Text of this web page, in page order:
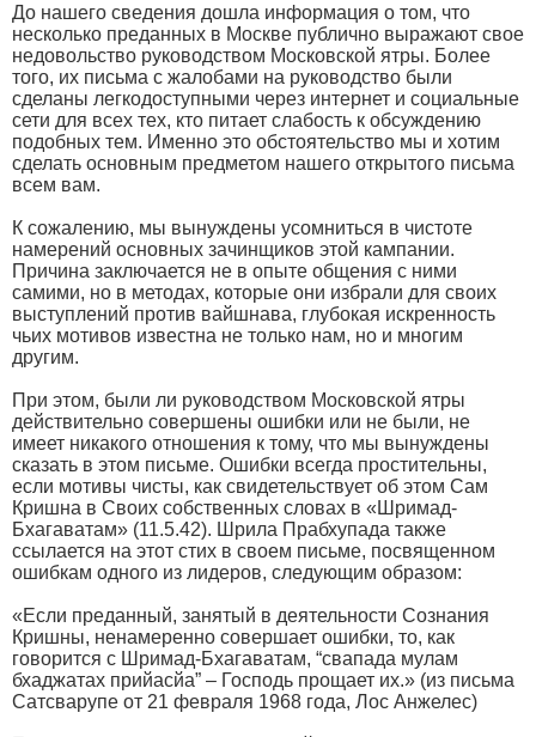
До нашего сведения дошла информация о том, что
несколько преданных в Москве публично выражают свое
недовольство руководством Московской ятры. Более
того, их письма с жалобами на руководство были
сделаны легкодоступными через интернет и социальные
сети для всех тех, кто питает слабость к обсуждению
подобных тем. Именно это обстоятельство мы и хотим
сделать основным предметом нашего открытого письма
всем вам.
К сожалению, мы вынуждены усомниться в чистоте
намерений основных зачинщиков этой кампании.
Причина заключается не в опыте общения с ними
самими, но в методах, которые они избрали для своих
выступлений против вайшнава, глубокая искренность
чьих мотивов известна не только нам, но и многим
другим.
При этом, были ли руководством Московской ятры
действительно совершены ошибки или не были, не
имеет никакого отношения к тому, что мы вынуждены
сказать в этом письме. Ошибки всегда простительны,
если мотивы чисты, как свидетельствует об этом Сам
Кришна в Своих собственных словах в «Шримад-
Бхагаватам» (11.5.42). Шрила Прабхупада также
ссылается на этот стих в своем письме, посвященном
ошибкам одного из лидеров, следующим образом:
«Если преданный, занятый в деятельности Сознания
Кришны, ненамеренно совершает ошибки, то, как
говорится с Шримад-Бхагаватам, “свапада мулам
бхаджатах прийасйа” – Господь прощает их.» (из письма
Сатсварупе от 21 февраля 1968 года, Лос Анжелес)